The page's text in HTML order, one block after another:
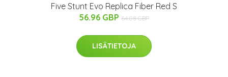
Five Stunt Evo Replica Fiber Red S
56.96 GBP 64.08 GBP
LISÄTIETOJA